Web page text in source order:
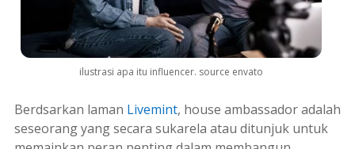
ilustrasi apa itu influencer. source envato
Berdsarkan laman Livemint, house ambassadoradalah
seseorang yang secara sukarela atau ditunjuk untuk